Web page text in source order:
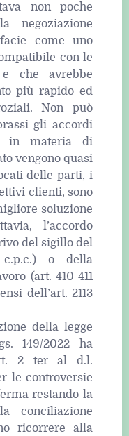
non poche
negoziazione
come uno
con le
e che avrebbe
più rapido ed
Non può
gli accordi
in materia di
vengono quasi
delle parti, i
clienti, sono
soluzione
l’accordo
del sigillo del
o della
(art. 410-411
dell’art. 2113
della legge
149/2022 ha
2 ter al d.l.
le controversie
restando la
conciliazione
ricorrere alla